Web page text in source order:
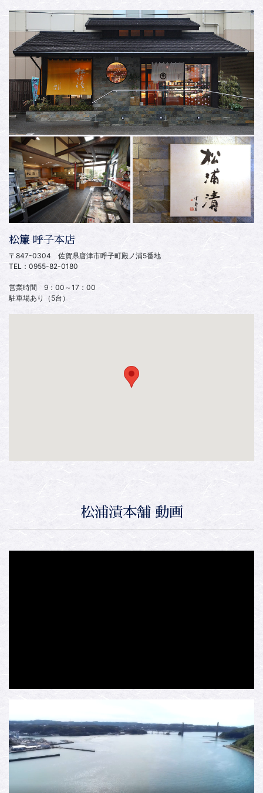
松簾 呼子本店
〒847-0304 佐賀県唐津市呼子町殿ノ浦5番地
TEL：0955-82-0180
営業時間 9：00～17：00
駐車場あり（5台）
松浦漬本舗 動画